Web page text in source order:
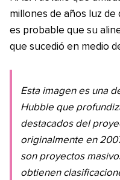
millones de años luz de
es probable que su
que sucedió en medio
Esta imagen es una
Hubble que
destacados del
originalmente en
son proyectos
obtienen